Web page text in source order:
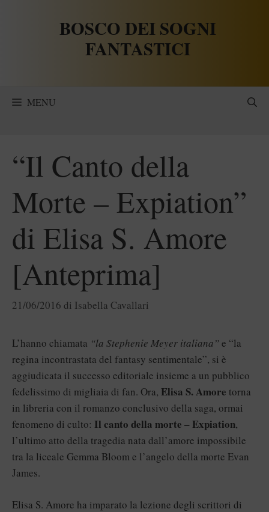
BOSCO DEI SOGNI
FANTASTICI
MENU
“Il Canto della
Morte – Expiation”
di Elisa S. Amore
[Anteprima]
21/06/2016 di Isabella Cavallari
L’hanno chiamata “la Stephenie Meyer italiana”e “la
regina incontrastata del fantasy sentimentale”, si è
aggiudicata il successo editoriale insieme a un pubblico
fedelissimo di migliaia di fan. Ora, Elisa S. Amore torna
in libreria con il romanzo conclusivo della saga, ormai
fenomeno di culto: Il canto della morte – Expiation,
l’ultimo atto della tragedia nata dall’amore impossibile
tra la liceale Gemma Bloom e l’angelo della morte Evan
James.
Elisa S. Amore ha imparato la lezione degli scrittori di